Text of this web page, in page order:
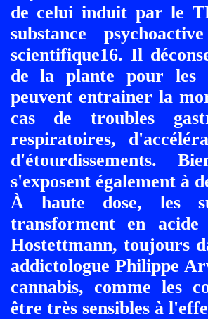
de celui induit par le
substance
scientifique16. Il
de la plante pour les
peuvent entrainer la
cas de troubles
respiratoires,
d'étourdissements.
s'exposent également à
À haute dose, les
transforment en
Hostettmann, toujours
addictologue Philippe
cannabis, comme les
être très sensibles à